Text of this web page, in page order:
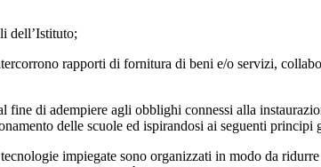
rapporti di fornitura di beni e/o servizi,
fine di adempiere agli obblighi connessi alla
delle scuole ed ispirandosi ai seguenti principi
impiegate sono organizzati in modo da ridurre